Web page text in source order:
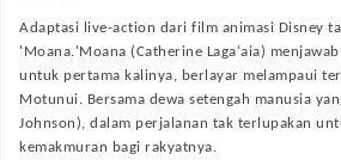
Adaptasi live-action dari film animasi Disney
'Moana.'Moana (Catherine Laga‘aia)
untuk pertama kalinya, berlayar melampaui
Motunui. Bersama dewa setengah manusia
Johnson), dalam perjalanan tak terlupakan
kemakmuran bagi rakyatnya.